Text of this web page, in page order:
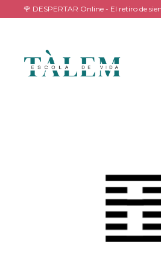
🌹 DESPERTAR Online - El retiro de